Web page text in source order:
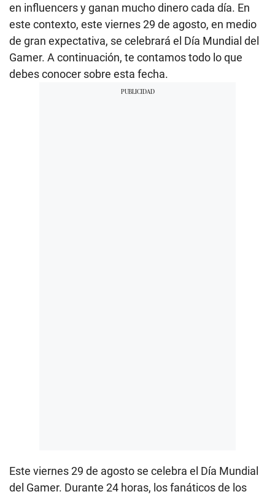
en influencers y ganan mucho dinero cada día. En
este contexto, este viernes 29 de agosto, en medio
de gran expectativa, se celebrará el Día Mundial del
Gamer. A continuación, te contamos todo lo que
debes conocer sobre esta fecha.
Este viernes 29 de agosto se celebra el Día Mundial
del Gamer. Durante 24 horas, los fanáticos de los